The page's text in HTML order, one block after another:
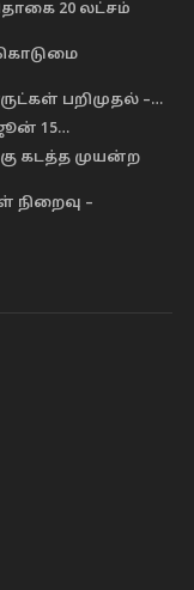
20 லட்சம்
பறிமுதல் –…
15…
கடத்த முயன்ற
நிறைவு –